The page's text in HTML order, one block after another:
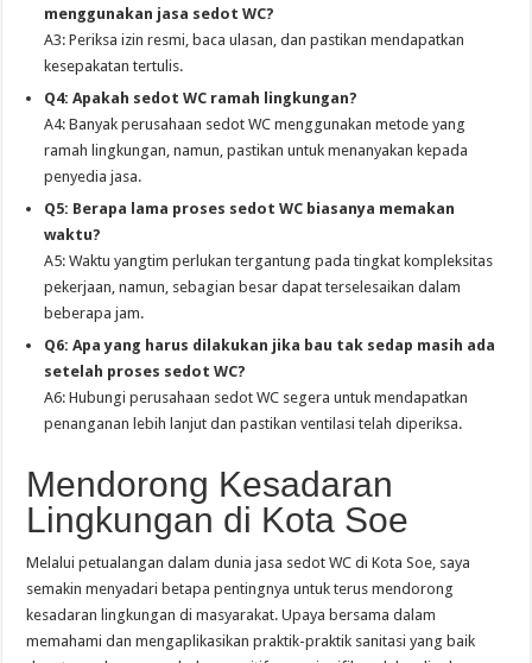
menggunakan jasa sedot WC?
A3: Periksa izin resmi, baca ulasan, dan pastikan mendapatkan
kesepakatan tertulis.
Q4: Apakah sedot WC ramah lingkungan?
A4: Banyak perusahaan sedot WC menggunakan metode yang
ramah lingkungan, namun, pastikan untuk menanyakan kepada
penyedia jasa.
Q5: Berapa lama proses sedot WC biasanya memakan
waktu?
A5: Waktu yangtim perlukan tergantung pada tingkat kompleksitas
pekerjaan, namun, sebagian besar dapat terselesaikan dalam
beberapa jam.
Q6: Apa yang harus dilakukan jika bau tak sedap masih ada
setelah proses sedot WC?
A6: Hubungi perusahaan sedot WC segera untuk mendapatkan
penanganan lebih lanjut dan pastikan ventilasi telah diperiksa.
Mendorong Kesadaran
Lingkungan di Kota Soe
Melalui petualangan dalam dunia jasa sedot WC di Kota Soe, saya
semakin menyadari betapa pentingnya untuk terus mendorong
kesadaran lingkungan di masyarakat. Upaya bersama dalam
memahami dan mengaplikasikan praktik-praktik sanitasi yang baik